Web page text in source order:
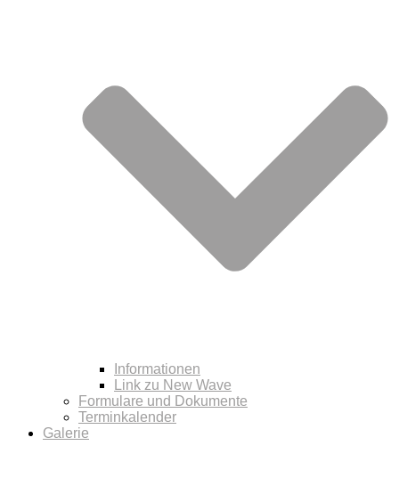
Informationen
Link zu New Wave
Formulare und Dokumente
Terminkalender
Galerie